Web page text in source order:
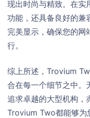
现出时尚与精致。在实
功能，还具备良好的兼
完美显示，确保您的网
行。
综上所述，Trovium
合在每一个细节之中。
追求卓越的大型机构，
Trovium Two都能够为